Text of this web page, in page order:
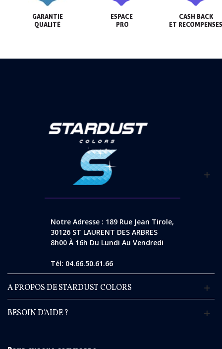
GARANTIE
QUALITÉ
ESPACE
PRO
CASH BACK
ET
Notre Adresse : 189 Rue Jean Tirole,
30126 ST LAURENT DES ARBRES
8h00 À 16h Du Lundi Au Vendredi
Tél: 04.66.50.61.66
A PROPOS DE STARDUST COLORS
BESOIN D'AIDE ?